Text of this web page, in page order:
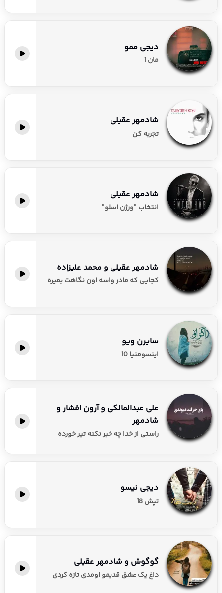
دیجی ممو
مان 1
شادمهر عقیلی
تجربه کن
شادمهر عقیلی
انتخاب "ورژن اسلو"
شادمهر عقیلی و محمد علیزاده
کجایی که مادر واسه اون نگاهت بمیره
سایرن ویو
اینسومنیا 10
علی عبدالمالکی و آرون افشار و
شادمهر
راستی از خدا چه خبر نکنه تیر خورده
دیجی نیسو
تپش 18
گوگوش و شادمهر عقیلی
داغ یک عشق قدیمو اومدی تازه کردی